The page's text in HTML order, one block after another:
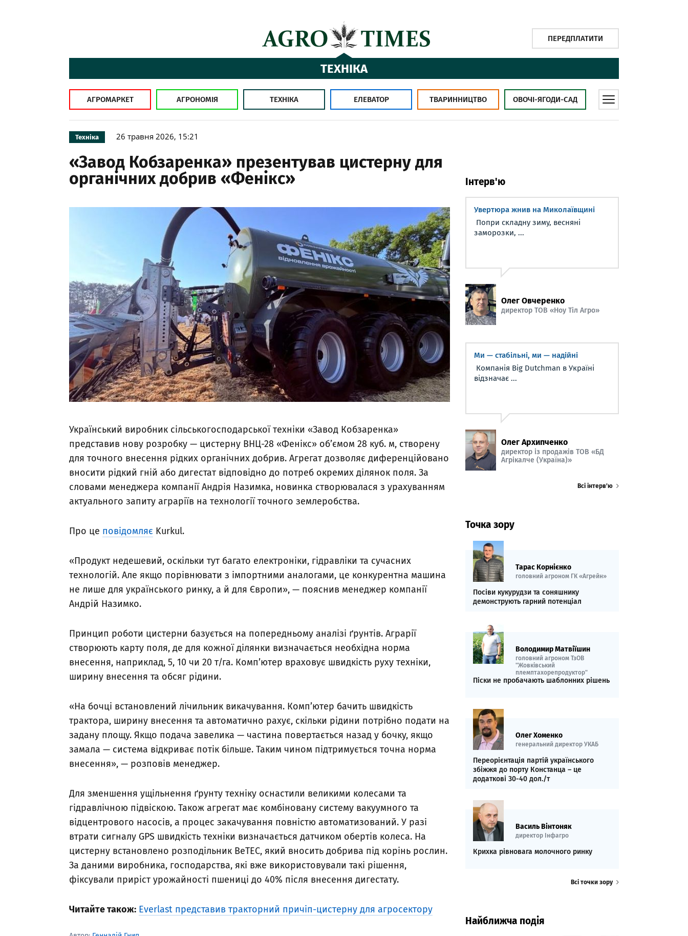
ПЕРЕДПЛАТИТИ
ТЕХНІКА
АГРОМАРКЕТ АГРОНОМІЯ ТЕХНІКА ЕЛЕВАТОР ТВАРИННИЦТВО ОВОЧІ-ЯГОДИ-САД
Техніка 26 травня 2026, 15:21
«Завод Кобзаренка» презентував цистерну для
органічних добрив «Фенікс»
Український виробник сільськогосподарської техніки «Завод Кобзаренка»
представив нову розробку — цистерну ВНЦ-28 «Фенікс» об’ємом 28 куб. м, створену
для точного внесення рідких органічних добрив. Агрегат дозволяє диференційовано
вносити рідкий гній або дигестат відповідно до потреб окремих ділянок поля. За
словами менеджера компанії Андрія Назимка, новинка створювалася з урахуванням
актуального запиту аграріїв на технології точного землеробства.
Про це повідомляє Kurkul.
«Продукт недешевий, оскільки тут багато електроніки, гідравліки та сучасних
технологій. Але якщо порівнювати з імпортними аналогами, це конкурентна машина
не лише для українського ринку, а й для Європи», — пояснив менеджер компанії
Андрій Назимко.
Принцип роботи цистерни базується на попередньому аналізі ґрунтів. Аграрії
створюють карту поля, де для кожної ділянки визначається необхідна норма
внесення, наприклад, 5, 10 чи 20 т/га. Комп’ютер враховує швидкість руху техніки,
ширину внесення та обсяг рідини.
«На бочці встановлений лічильник викачування. Комп’ютер бачить швидкість
трактора, ширину внесення та автоматично рахує, скільки рідини потрібно подати на
задану площу. Якщо подача завелика — частина повертається назад у бочку, якщо
замала — система відкриває потік більше. Таким чином підтримується точна норма
внесення», — розповів менеджер.
Для зменшення ущільнення ґрунту техніку оснастили великими колесами та
гідравлічною підвіскою. Також агрегат має комбіновану систему вакуумного та
відцентрового насосів, а процес закачування повністю автоматизований. У разі
втрати сигналу GPS швидкість техніки визначається датчиком обертів колеса. На
цистерну встановлено розподільник BeTEC, який вносить добрива під корінь рослин.
За даними виробника, господарства, які вже використовували такі рішення,
фіксували приріст урожайності пшениці до 40% після внесення дигестату.
Читайте також: Everlast представив тракторний причіп-цистерну для агросектору
Інтерв'ю
Увертюра жнив на Миколаївщині
Попри складну зиму, весняні
заморозки, ...
Олег Овчеренко
директор ТОВ «Ноу Тіл Агро»
Ми — стабільні, ми — надійні
Компанія Big Dutchman в Україні
відзначає ...
Олег Архипченко
директор із продажів ТОВ «БД
Агрікалче (Україна)»
Всі інтерв’ю
Точка зору
Тарас Корнієнко
головний агроном ГК «Агрейн»
Посіви кукурудзи та соняшнику
демонструють гарний потенціал
Володимир Матвіїшин
головний агроном ТзОВ
"Жовківський
племптахорепродуктор"
Піски не пробачають шаблонних рішень
Олег Хоменко
генеральний директор УКАБ
Переорієнтація партій українського
збіжжя до порту Констанца – це
додаткові 30-40 дол./т
Василь Вінтоняк
директор Інфагро
Крихка рівновага молочного ринку
Всі точки зору
Найближча подія